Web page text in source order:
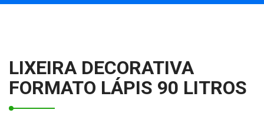
LIXEIRA DECORATIVA
FORMATO LÁPIS 90 LITROS